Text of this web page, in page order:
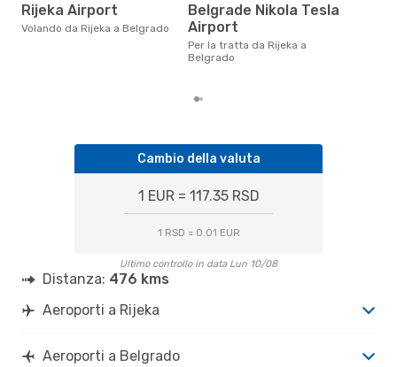
Rijeka Airport
Volando da Rijeka a Belgrado
Belgrade Nikola Tesla
Airport
Per la tratta da Rijeka a
Belgrado
Cambio della valuta
1 EUR = 117.35 RSD
1 RSD = 0.01 EUR
Ultimo controllo in data Lun 10/08
Distanza: 476 kms
Aeroporti a Rijeka
Aeroporti a Belgrado